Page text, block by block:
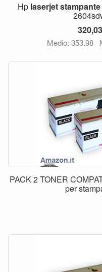
Hp laserjetstampante
Medio: 353,98
PACK 2 TONER
per